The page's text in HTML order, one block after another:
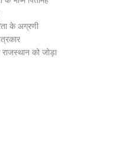
के अग्रणी
राजस्थान को जोड़ा